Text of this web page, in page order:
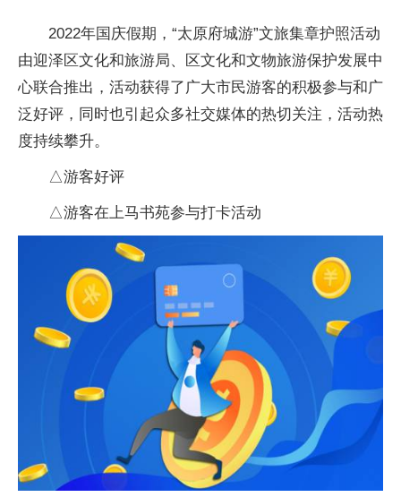
2022年国庆假期，“太原府城游”文旅集章护照活动
由迎泽区文化和旅游局、区文化和文物旅游保护发展中
心联合推出，活动获得了广大市民游客的积极参与和广
泛好评，同时也引起众多社交媒体的热切关注，活动热
度持续攀升。
△游客好评
△游客在上马书苑参与打卡活动